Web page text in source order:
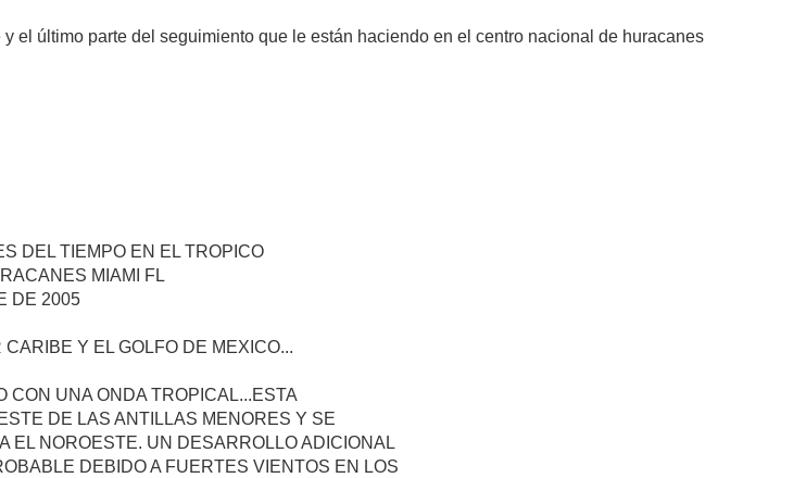
el último parte del seguimiento que le están haciendo en el centro nacional de huracanes
DEL TIEMPO EN EL TROPICO
MIAMI FL
DE 2005
Y EL GOLFO DE MEXICO...
CON UNA ONDA TROPICAL...ESTA
DE LAS ANTILLAS MENORES Y SE
EL NOROESTE. UN DESARROLLO ADICIONAL
DEBIDO A FUERTES VIENTOS EN LOS